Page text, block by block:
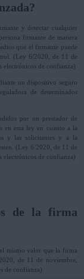
y detectar cualquier
firmante de manera
que el firmante puede
(Ley 6/2020, de 11 de
electrónicos de confianza)
un dispositivo seguro
de determinados
por un prestador de
en esta ley en cuanto a la
y las solicitantes y a la
(Ley 6/2020, de 11 de
electrónicos de confianza)
de la firma
mismo valor que la firma
de 11 de noviembre,
de confianza)